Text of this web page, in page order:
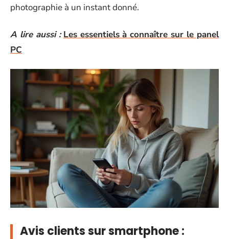
photographie à un instant donné.
A lire aussi : Les essentiels à connaître sur le panel
PC
Avis clients sur smartphone :